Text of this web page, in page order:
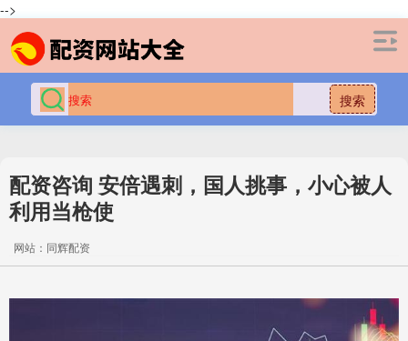
-->
搜索
配资咨询 安倍遇刺，国人挑事，小心被人
利用当枪使
网站：同辉配资